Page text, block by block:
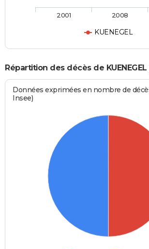
KUENEGEL
2001 2008
Répartition des décès de
Données exprimées en nombre de
Insee)